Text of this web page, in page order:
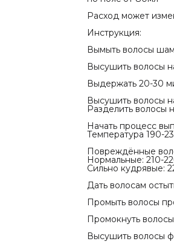
Расход может
Инструкция:
Вымыть волосы
Высушить волосы
Выдержать 20-30
Высушить волосы
Разделить волосы
Начать процесс
Температура 190-
Повреждённые
Нормальные: 210-
Сильно кудрявые:
Дать волосам
Промыть волосы
Промокнуть
Высушить волосы